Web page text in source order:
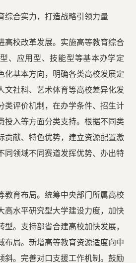
综合实力，打造战略引领力量
高校改革发展。实施高等教育综合
、应用型、技能型等基本办学定
化基本方向，明确各类高校发展定
文社科、艺术体育等高校差异化发
类评价机制，在办学条件、招生计
投入等方面分类支持。根据不同类
贡献、特色优势，建立资源配置激
同领域不同赛道发挥优势、办出特
教育布局。统筹中央部门所属高校
高水平研究型大学建设力度，加快
型。支持部省合建高校加快发展，
布局。新增高等教育资源适度向中
斜。完善对口支援工作机制。鼓励